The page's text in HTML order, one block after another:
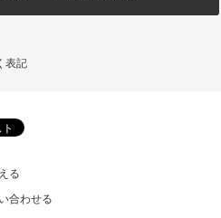
表記
る
合わせる